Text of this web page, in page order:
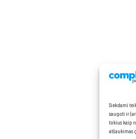
Siekdami
saugoti ir
tokius kaip
atšaukimas